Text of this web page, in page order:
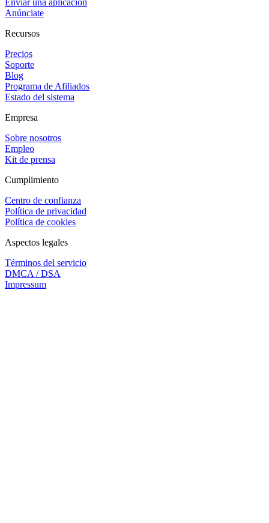
Anúnciate
Recursos
Precios
Soporte
Blog
Programa de Afiliados
Estado del sistema
Empresa
Sobre nosotros
Empleo
Kit de prensa
Cumplimiento
Centro de confianza
Política de privacidad
Política de cookies
Aspectos legales
Términos del servicio
DMCA / DSA
Impressum